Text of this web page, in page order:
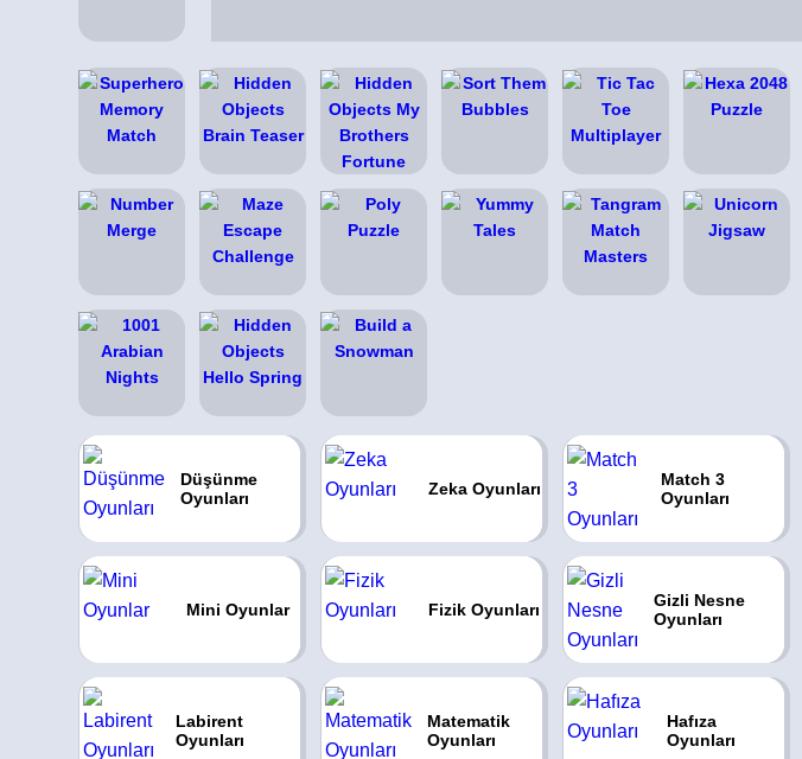
Düşünme
Oyunları
Zeka Oyunları
Match 3
Oyunları
Mini Oyunlar Fizik Oyunları
Gizli Nesne
Oyunları
Labirent
Oyunları
Matematik
Oyunları
Hafıza
Oyunları